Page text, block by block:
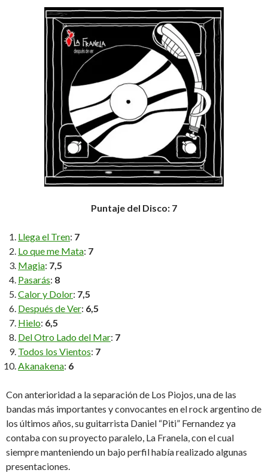
Puntaje del Disco: 7
Llega el Tren: 7
Lo que me Mata: 7
Magia: 7,5
Pasarás: 8
Calor y Dolor: 7,5
Después de Ver: 6,5
Hielo: 6,5
Del Otro Lado del Mar: 7
Todos los Vientos: 7
Akanakena: 6
Con anterioridad a la separación de Los Piojos, una de las
bandas más importantes y convocantes en el rock argentino de
los últimos años, su guitarrista Daniel “Piti” Fernandez ya
contaba con su proyecto paralelo, La Franela, con el cual
siempre manteniendo un bajo perfil había realizado algunas
presentaciones.